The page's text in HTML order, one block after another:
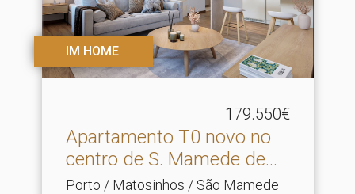
IM HOME
179.550€
Apartamento T0 novo no
centro de S.​ Mamede de...
Porto / Matosinhos / São Mamede